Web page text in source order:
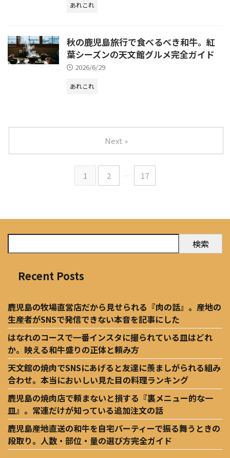
あれこれ
秋の鹿児島旅行で食べるべき和牛。紅
葉シーズンの天文館グルメ完全ガイド
2026/6/29
あれこれ
1 2 … 17
Next »
検索
Recent Posts
鹿児島の牧場直営店だから見せられる『肉の話』。産地の
生産者がSNSで発信できない本音を記事にした
はなれのコースで一番インスタに撮られている皿はどれ
か。映える和牛盛りの正体と頼み方
天文館の焼肉でSNSにあげると友達に羨ましがられる組み
合わせ。本当においしい見た目の料理ランキング
鹿児島の焼肉店で頼まないと損する『裏メニュー的な一
皿』。常連だけが知っている追加注文の話
鹿児島産地直送の和牛を自宅パーティーで振る舞うときの
段取り。人数・部位・量の選び方完全ガイド